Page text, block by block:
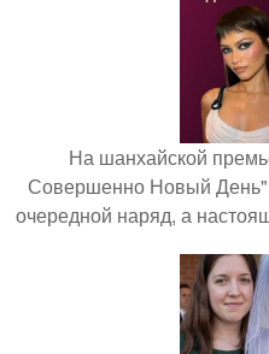
На шанхайской
Совершенно Новый День"
очередной наряд, а